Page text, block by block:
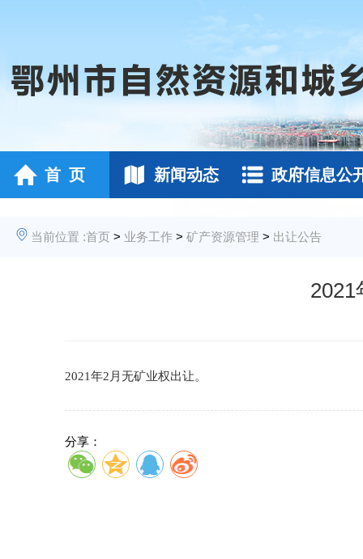
首 页 新闻动态 政府信息公
当前位置 :首页 > 业务工作 > 矿产资源管理 > 出让公告
2021
2021年2月无矿业权出让。
分享：